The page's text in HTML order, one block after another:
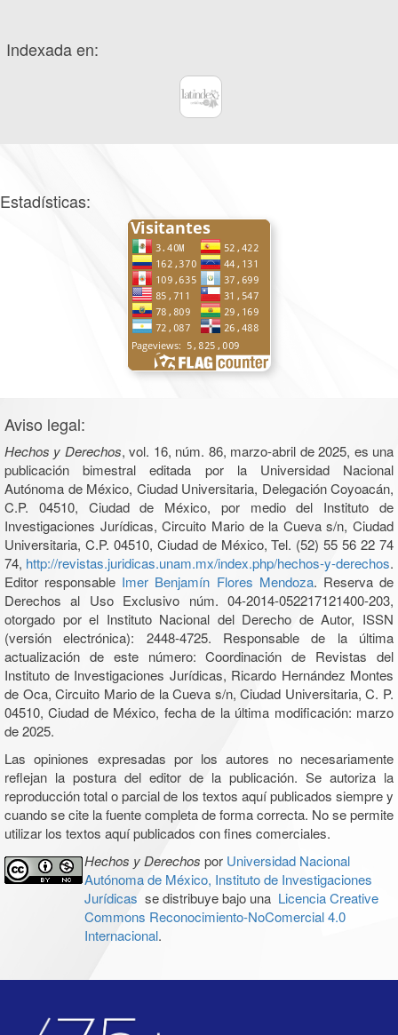
Indexada en:
Estadísticas:
Aviso legal:
Hechos y Derechos, vol. 16, núm. 86, marzo-abril de 2025, es una
publicación bimestral editada por la Universidad Nacional
Autónoma de México, Ciudad Universitaria, Delegación Coyoacán,
C.P. 04510, Ciudad de México, por medio del Instituto de
Investigaciones Jurídicas, Circuito Mario de la Cueva s/n, Ciudad
Universitaria, C.P. 04510, Ciudad de México, Tel. (52) 55 56 22 74
74, http://revistas.juridicas.unam.mx/index.php/hechos-y-derechos.
Editor responsable Imer Benjamín Flores Mendoza. Reserva de
Derechos al Uso Exclusivo núm. 04-2014-052217121400-203,
otorgado por el Instituto Nacional del Derecho de Autor, ISSN
(versión electrónica): 2448-4725. Responsable de la última
actualización de este número: Coordinación de Revistas del
Instituto de Investigaciones Jurídicas, Ricardo Hernández Montes
de Oca, Circuito Mario de la Cueva s/n, Ciudad Universitaria, C. P.
04510, Ciudad de México, fecha de la última modificación: marzo
de 2025.
Las opiniones expresadas por los autores no necesariamente
reflejan la postura del editor de la publicación. Se autoriza la
reproducción total o parcial de los textos aquí publicados siempre y
cuando se cite la fuente completa de forma correcta. No se permite
utilizar los textos aquí publicados con fines comerciales.
Hechos y Derechos por Universidad Nacional
Autónoma de México, Instituto de Investigaciones
Jurídicas se distribuye bajo una Licencia Creative
Commons Reconocimiento-NoComercial 4.0
Internacional.